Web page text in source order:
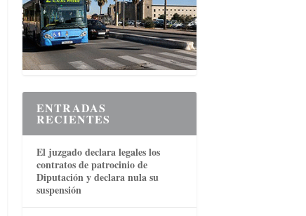
ENTRADAS
RECIENTES
El juzgado declara legales los
contratos de patrocinio de
Diputación y declara nula su
suspensión